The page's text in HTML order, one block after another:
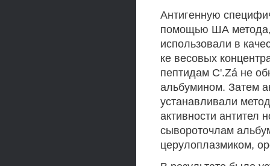
Антигенную
помощью ША метода,
использовали в
ке весовых
пептидам C'.Zá не
альбумином. Затем
устанавливали
активности антител
сывороточлам
церулоплазмиком,